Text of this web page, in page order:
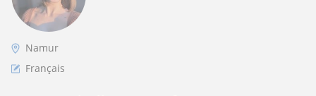
Namur
Français